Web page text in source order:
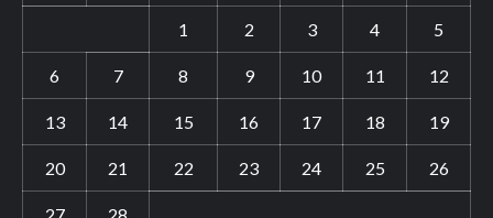
1 2 3 4 5
6 7 8 9 10 11 12
13 14 15 16 17 18 19
20 21 22 23 24 25 26